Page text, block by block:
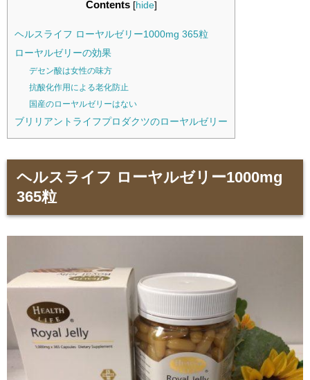
Contents [hide]
ヘルスライフ ローヤルゼリー1000mg 365粒
ローヤルゼリーの効果
デセン酸は女性の味方
抗酸化作用による老化防止
国産のローヤルゼリーはない
ブリリアントライフプロダクツのローヤルゼリー
ヘルスライフ ローヤルゼリー1000mg
365粒